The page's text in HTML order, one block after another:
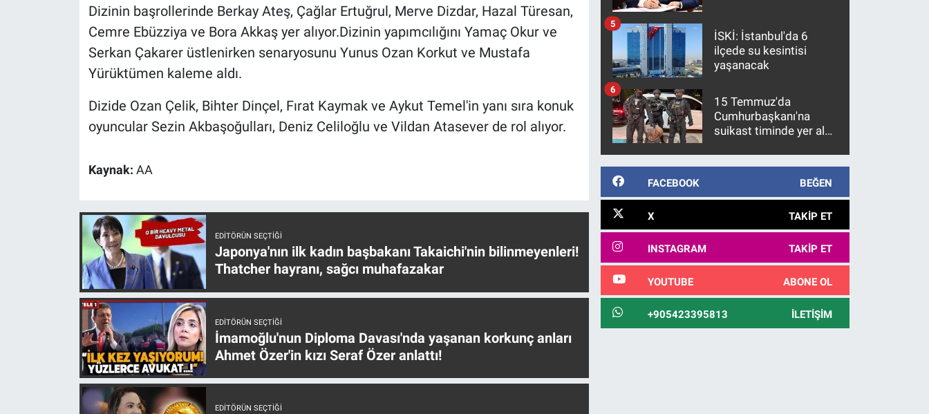
Dizinin başrollerinde Berkay Ateş, Çağlar Ertuğrul, Merve Dizdar, Hazal Türesan,
Cemre Ebüzziya ve Bora Akkaş yer alıyor.Dizinin yapımcılığını Yamaç Okur ve
Serkan Çakarer üstlenirken senaryosunu Yunus Ozan Korkut ve Mustafa
Yürüktümen kaleme aldı.
Dizide Ozan Çelik, Bihter Dinçel, Fırat Kaymak ve Aykut Temel'in yanı sıra konuk
oyuncular Sezin Akbaşoğulları, Deniz Celiloğlu ve Vildan Atasever de rol alıyor.
Kaynak: AA
EDITÖRÜN SEÇTIĞI
Japonya'nın ilk kadın başbakanı Takaichi'nin bilinmeyenleri!
Thatcher hayranı, sağcı muhafazakar
EDITÖRÜN SEÇTIĞI
İmamoğlu'nun Diploma Davası'nda yaşanan korkunç anları
Ahmet Özer'in kızı Seraf Özer anlattı!
EDITÖRÜN SEÇTIĞI
İSKİ: İstanbul'da 6
ilçede su kesintisi
yaşanacak
5
15 Temmuz'da
Cumhurbaşkanı'na
suikast timinde yer alan
10 yıl sonra yakalandı
6
FACEBOOK BEĞEN
X TAKIP ET
INSTAGRAM TAKIP ET
YOUTUBE ABONE OL
+905423395813 İLETIŞIM
Kültür Sanat
Ne demişti
Türkiye'nin Geleceği
Türkiye'nin Gündemi
Yerel Gündem
Yerel Yaşam